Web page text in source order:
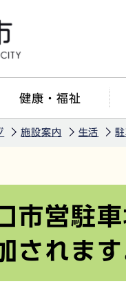
健康・福祉
施設案内 生活
市営駐
されます